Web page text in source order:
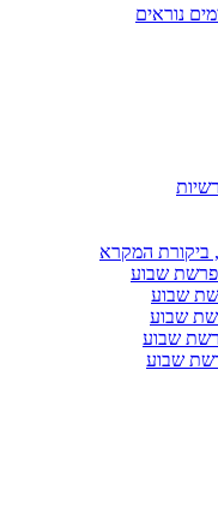
נוראים
ביקורת המקרא
שבוע
שבוע
שבוע
שבוע
שבוע